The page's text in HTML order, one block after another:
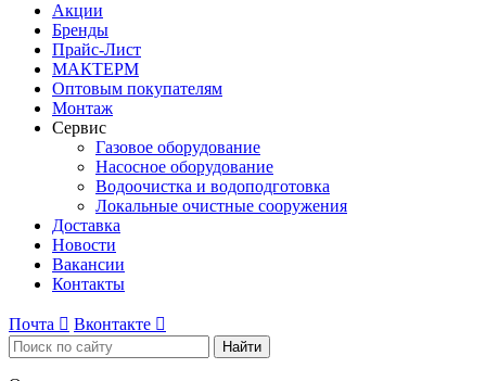
Акции
Бренды
Прайс-Лист
МАКТЕРМ
Оптовым покупателям
Монтаж
Сервис
Газовое оборудование
Насосное оборудование
Водоочистка и водоподготовка
Локальные очистные сооружения
Доставка
Новости
Вакансии
Контакты
Почта  Вконтакте 
Найти